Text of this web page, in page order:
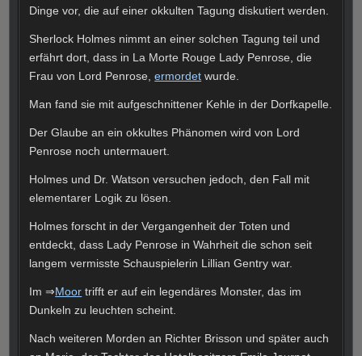
Dinge vor, die auf einer okkulten Tagung diskutiert werden.
Sherlock Holmes nimmt an einer solchen Tagung teil und
erfährt dort, dass in La Morte Rouge Lady Penrose, die
Frau von Lord Penrose,ermordet wurde.
Man fand sie mit aufgeschnittener Kehle in der Dorfkapelle.
Der Glaube an ein okkultes Phänomen wird von Lord
Penrose noch untermauert.
Holmes und Dr. Watson versuchen jedoch, den Fall mit
elementarer Logik zu lösen.
Holmes forscht in der Vergangenheit der Toten und
entdeckt, dass Lady Penrose in Wahrheit die schon seit
langem vermisste Schauspielerin Lillian Gentry war.
Im ⇒Moor trifft er auf ein legendäres Monster, das im
Dunkeln zu leuchten scheint.
Nach weiteren Morden an Richter Brisson und später auch